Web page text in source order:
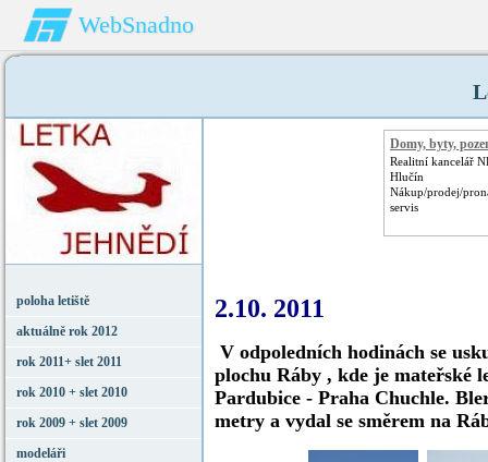
WebSnadno
poloha letiště
aktuálně rok 2012
rok 2011+ slet 2011
rok 2010 + slet 2010
rok 2009 + slet 2009
modeláři
Domy, byty,
Realitní kancelář
Hlučín
Nákup/prodej/
servis
2.10. 2011
V odpoledních hodinách se
plochu Ráby , kde je mateřské
Pardubice - Praha Chuchle.
metry a vydal se směrem na